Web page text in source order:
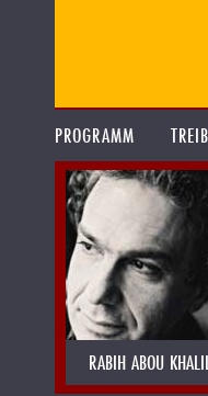
PROGRAMM
RABIH ABOU